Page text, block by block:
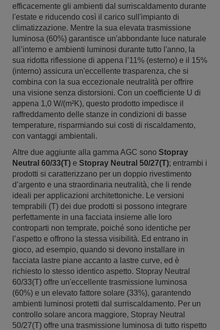
efficacemente gli ambienti dal surriscaldamento durante
l'estate e riducendo così il carico sull'impianto di
climatizzazione. Mentre la sua elevata trasmissione
luminosa (60%) garantisce un'abbondante luce naturale
all’interno e ambienti luminosi durante tutto l'anno, la
sua ridotta riflessione di appena l’11% (esterno) e il 15%
(interno) assicura un'eccellente trasparenza, che si
combina con la sua eccezionale neutralità per offrire
una visione senza distorsioni. Con un coefficiente U di
appena 1,0 W/(m²K), questo prodotto impedisce il
raffreddamento delle stanze in condizioni di basse
temperature, risparmiando sui costi di riscaldamento,
con vantaggi ambientali.
Altre due aggiunte alla gamma AGC sono Stopray
Neutral 60/33(T) e Stopray Neutral 50/27(T); entrambi i
prodotti si caratterizzano per un doppio rivestimento
d’argento e una straordinaria neutralità, che li rende
ideali per applicazioni architettoniche. Le versioni
temprabili (T) dei due prodotti si possono integrare
perfettamente in una facciata insieme alle loro
controparti non temprate, poiché sono identiche per
l’aspetto e offrono la stessa visibilità. Ed entrano in
gioco, ad esempio, quando si devono installare in
facciata lastre piane accanto a lastre curve, ed è
richiesto lo stesso identico aspetto. Stopray Neutral
60/33(T) offre un'eccellente trasmissione luminosa
(60%) e un elevato fattore solare (33%), garantendo
ambienti luminosi protetti dal surriscaldamento. Per un
controllo solare ancora maggiore, Stopray Neutral
50/27(T) offre una trasmissione luminosa di tutto rispetto